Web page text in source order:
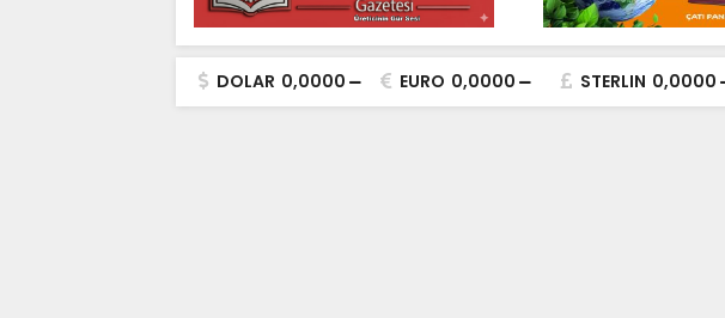
DOLAR 0,0000 EURO 0,0000 STERLIN 0,0000